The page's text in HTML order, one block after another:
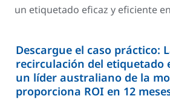
un etiquetado eficaz y eficiente
Descargue el caso práctico:
recirculación del etiquetado
un líder australiano de la
proporciona ROI en 12